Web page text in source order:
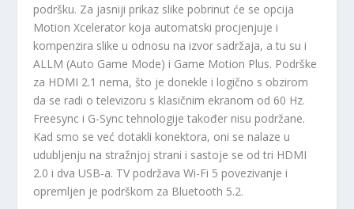
podršku. Za jasniji prikaz slike pobrinut će se opcija
Motion Xcelerator koja automatski procjenjuje i
kompenzira slike u odnosu na izvor sadržaja, a tu su i
ALLM (Auto Game Mode) i Game Motion Plus. Podrške
za HDMI 2.1 nema, što je donekle i logično s obzirom
da se radi o televizoru s klasičnim ekranom od 60 Hz.
Freesync i G-Sync tehnologije također nisu podržane.
Kad smo se već dotakli konektora, oni se nalaze u
udubljenju na stražnjoj strani i sastoje se od tri HDMI
2.0 i dva USB-a. TV podržava Wi-Fi 5 povezivanje i
opremljen je podrškom za Bluetooth 5.2.